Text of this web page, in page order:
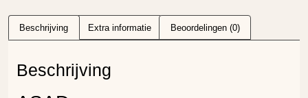
Beschrijving Extra informatie Beoordelingen (0)
Beschrijving